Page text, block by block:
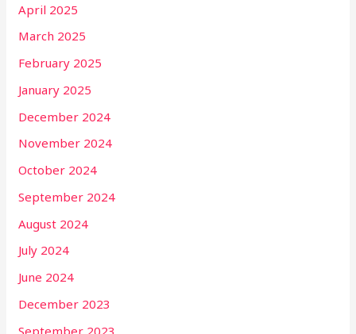
April 2025
March 2025
February 2025
January 2025
December 2024
November 2024
October 2024
September 2024
August 2024
July 2024
June 2024
December 2023
September 2023